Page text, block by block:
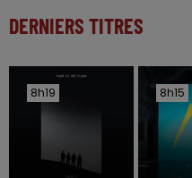
DERNIERS TITRES
8h19
8h19 8h15
8h15